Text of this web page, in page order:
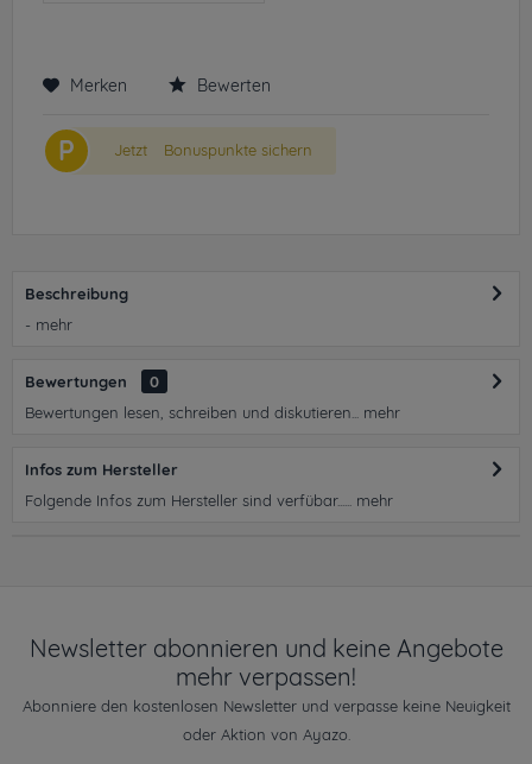
Merken Bewerten
P Jetzt Bonuspunkte sichern
Beschreibung
- mehr
Bewertungen
0
Bewertungen lesen, schreiben und diskutieren...
mehr
Infos zum Hersteller
Folgende Infos zum Hersteller sind verfübar...... mehr
Newsletter abonnieren und keine Angebote
mehr verpassen!
Abonniere den kostenlosen Newsletter und verpasse keine Neuigkeit
oder Aktion von Ayazo.